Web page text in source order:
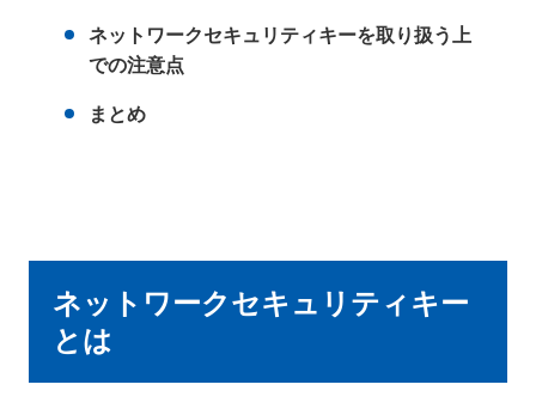
ネットワークセキュリティキーを取り扱う上
での注意点
まとめ
ネットワークセキュリティキー
とは